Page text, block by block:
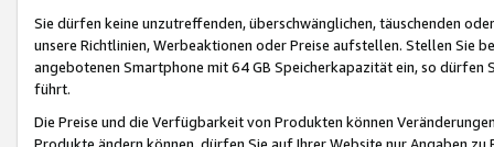
Sie dürfen keine unzutreffenden, überschwänglichen, täuschenden
unsere Richtlinien, Werbeaktionen oder Preise aufstellen. Stellen Sie
angebotenen Smartphone mit 64 GB Speicherkapazität ein, so dürfen
führt.
Die Preise und die Verfügbarkeit von Produkten können
Produkte ändern können, dürfen Sie auf Ihrer Website nur Angaben